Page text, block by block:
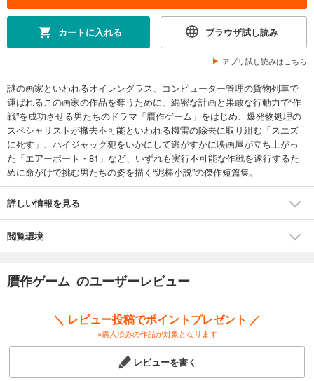
カートに入れる ブラウザ試し読み
アプリ試し読みはこちら
謎の画家といわれるオイレングラス、コンピューター管理の貨物列車で
運ばれるこの画家の作品を奪うために、綿密な計画と果敢な行動力で“作
戦”を成功させる男たちのドラマ「贋作ゲーム」をはじめ、爆発物処理の
スペシャリストが撤去不可能といわれる機雷の除去に取り組む「スエズ
に死す」、ハイジャック犯をいかにして逃がすかに映画屋が立ち上がっ
た「エアーポート・81」など、いずれも実行不可能な作戦を遂行するた
めに命がけで挑む男たちの姿を描く“泥棒小説”の傑作短篇集。
詳しい情報を見る
閲覧環境
贋作ゲーム のユーザーレビュー
＼ レビュー投稿でポイントプレゼント ／
※購入済みの作品が対象となります
レビューを書く